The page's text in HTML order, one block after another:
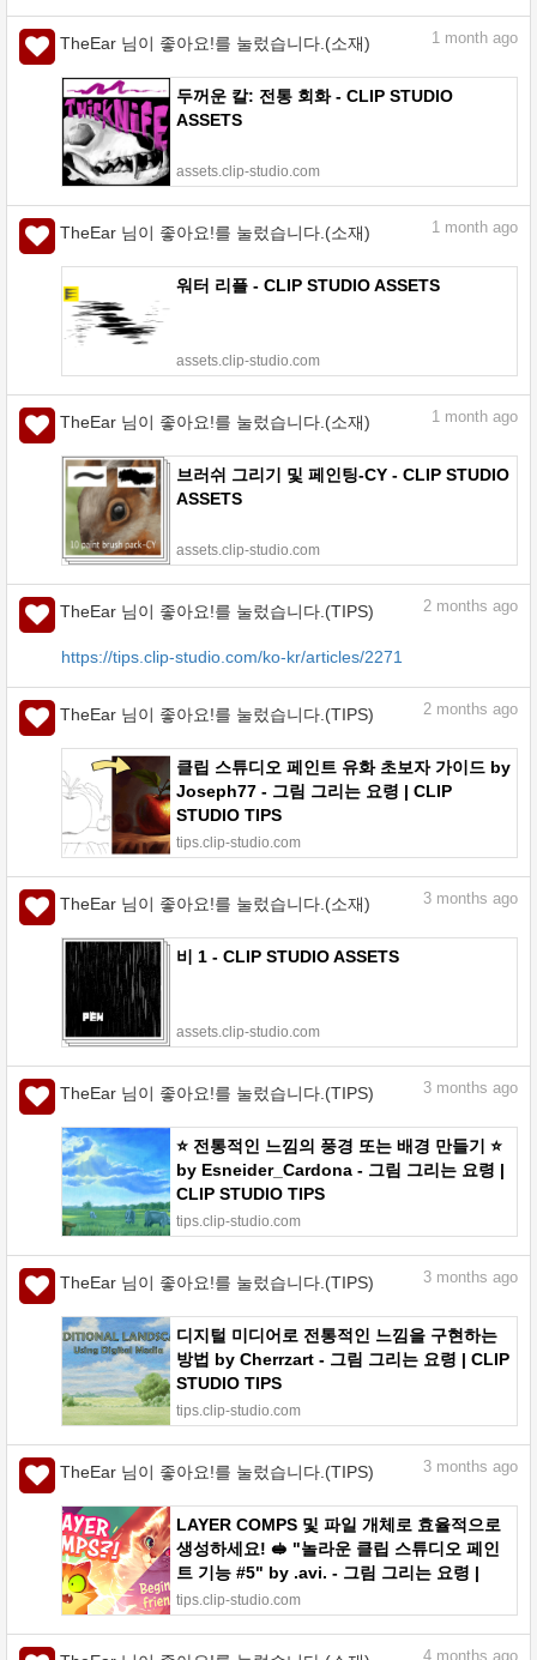
TheEar 님이 좋아요!를 눌렀습니다.(소재) 1 month ago
두꺼운 칼: 전통 회화 - CLIP STUDIO
ASSETS
assets.clip-studio.com
TheEar 님이 좋아요!를 눌렀습니다.(소재) 1 month ago
워터 리플 - CLIP STUDIO ASSETS
assets.clip-studio.com
TheEar 님이 좋아요!를 눌렀습니다.(소재) 1 month ago
브러쉬 그리기 및 페인팅-CY - CLIP STUDIO
ASSETS
assets.clip-studio.com
TheEar 님이 좋아요!를 눌렀습니다.(TIPS) 2 months ago
https://tips.clip-studio.com/ko-kr/articles/2271
TheEar 님이 좋아요!를 눌렀습니다.(TIPS) 2 months ago
클립 스튜디오 페인트 유화 초보자 가이드 by
Joseph77 - 그림 그리는 요령 | CLIP
STUDIO TIPS
tips.clip-studio.com
TheEar 님이 좋아요!를 눌렀습니다.(소재) 3 months ago
비 1 - CLIP STUDIO ASSETS
assets.clip-studio.com
TheEar 님이 좋아요!를 눌렀습니다.(TIPS) 3 months ago
⭐ 전통적인 느낌의 풍경 또는 배경 만들기 ⭐
by Esneider_Cardona - 그림 그리는 요령 |
CLIP STUDIO TIPS
tips.clip-studio.com
TheEar 님이 좋아요!를 눌렀습니다.(TIPS) 3 months ago
디지털 미디어로 전통적인 느낌을 구현하는
방법 by Cherrzart - 그림 그리는 요령 | CLIP
STUDIO TIPS
tips.clip-studio.com
TheEar 님이 좋아요!를 눌렀습니다.(TIPS) 3 months ago
LAYER COMPS 및 파일 개체로 효율적으로
생성하세요! 🥪 "놀라운 클립 스튜디오 페인
트 기능 #5" by .avi. - 그림 그리는 요령 |
CLIP STUDIO TIPS
tips.clip-studio.com